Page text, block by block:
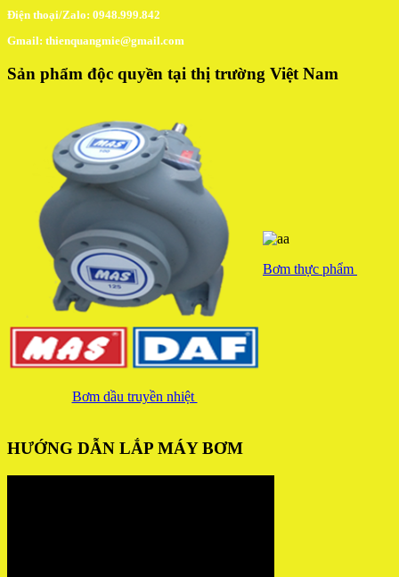
Điện thoại/Zalo: 0948.999.842
Gmail: thienquangmie@gmail.com
Sản phẩm độc quyền tại thị trường Việt Nam
Bơm dầu truyền nhiệt
Bơm thực phẩm
HƯỚNG DẪN LẮP MÁY BƠM